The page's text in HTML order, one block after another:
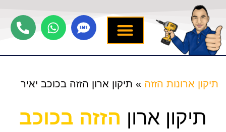
תיקון ארונות הזזה » תיקון ארון הזזה בכוכב יאיר
תיקון ארון הזזה בכוכב